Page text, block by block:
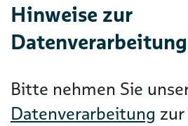
Hinweise zur
Datenverarbeitung
Bitte nehmen Sie
Datenverarbeitung